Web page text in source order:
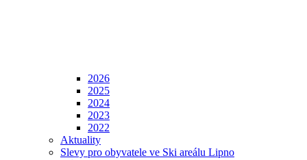
2026
2025
2024
2023
2022
Aktuality
Slevy pro obyvatele ve Ski areálu Lipno